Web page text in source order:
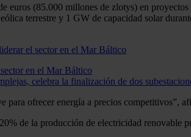
euros (85.000 millones de zlotys) en
terrestre y 1 GW de capacidad solar
en el Mar Báltico
celebra la finalización de dos
para ofrecer energía a precios competitivos”,
de la producción de electricidad renovable